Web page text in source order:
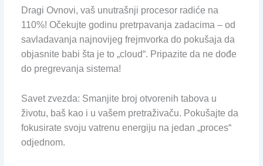
Dragi Ovnovi, vaš unutrašnji procesor radiće na
110%! Očekujte godinu pretrpavanja zadacima – od
savladavanja najnovijeg frejmvorka do pokušaja da
objasnite babi šta je to „cloud“. Pripazite da ne dođe
do pregrevanja sistema!
Savet zvezda: Smanjite broj otvorenih tabova u
životu, baš kao i u vašem pretraživaču. Pokušajte da
fokusirate svoju vatrenu energiju na jedan „proces“
odjednom.